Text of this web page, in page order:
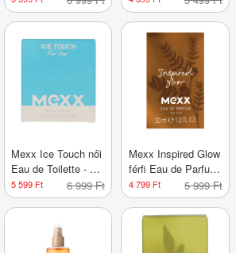
Toilette - 30 ml
Mexx Ice Touch női
Eau de Toilette - 40
ml
5 599 Ft 6 999 Ft
Mexx Inspired Glow
férfi Eau de Parfum
- 30 ml
4 799 Ft 5 999 Ft